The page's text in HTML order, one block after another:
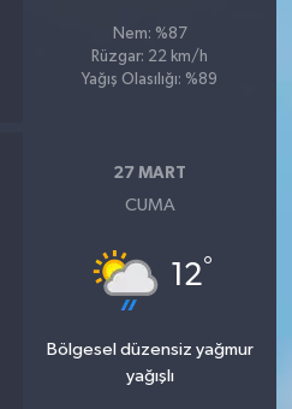
Nem: %87
Rüzgar: 22 km/h
Yağış Olasılığı: %89
27 MART
CUMA
12°
Bölgesel düzensiz yağmur
yağışlı